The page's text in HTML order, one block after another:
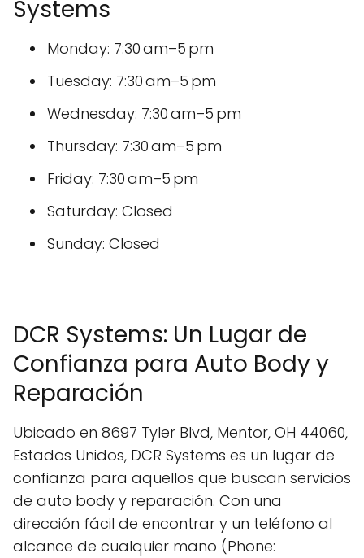
Systems
Monday: 7:30 am–5 pm
Tuesday: 7:30 am–5 pm
Wednesday: 7:30 am–5 pm
Thursday: 7:30 am–5 pm
Friday: 7:30 am–5 pm
Saturday: Closed
Sunday: Closed
DCR Systems: Un Lugar de
Confianza para Auto Body y
Reparación
Ubicado en 8697 Tyler Blvd, Mentor, OH 44060,
Estados Unidos, DCR Systems es un lugar de
confianza para aquellos que buscan servicios
de auto body y reparación. Con una
dirección fácil de encontrar y un teléfono al
alcance de cualquier mano (Phone: